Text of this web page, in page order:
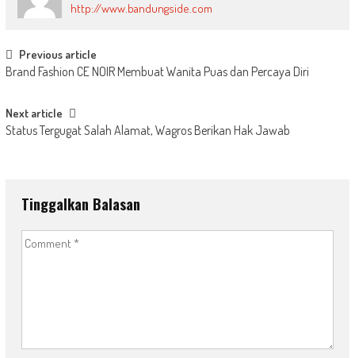
http://www.bandungside.com
Post
navigation
Previous article
Brand Fashion CE NOIR Membuat Wanita Puas dan Percaya Diri
Next article
Status Tergugat Salah Alamat, Wagros Berikan Hak Jawab
Tinggalkan Balasan